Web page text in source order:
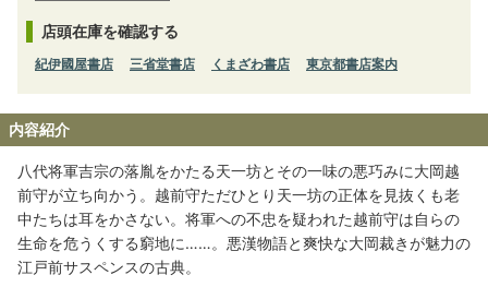
店頭在庫を確認する
紀伊國屋書店 三省堂書店 くまざわ書店 東京都書店案内
内容紹介
八代将軍吉宗の落胤をかたる天一坊とその一味の悪巧みに大岡越
前守が立ち向かう。越前守ただひとり天一坊の正体を見抜くも老
中たちは耳をかさない。将軍への不忠を疑われた越前守は自らの
生命を危うくする窮地に……。悪漢物語と爽快な大岡裁きが魅力の
江戸前サスペンスの古典。